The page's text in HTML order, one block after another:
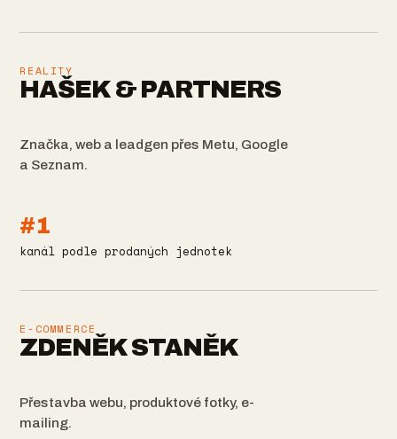
REALITY
HAŠEK & PARTNERS
Značka, web a leadgen přes Metu, Google
a Seznam.
#1
kanál podle prodaných jednotek
E-COMMERCE
ZDENĚK STANĚK
Přestavba webu, produktové fotky, e-
mailing.